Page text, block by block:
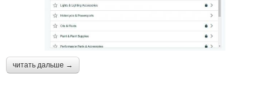
читать дальше →